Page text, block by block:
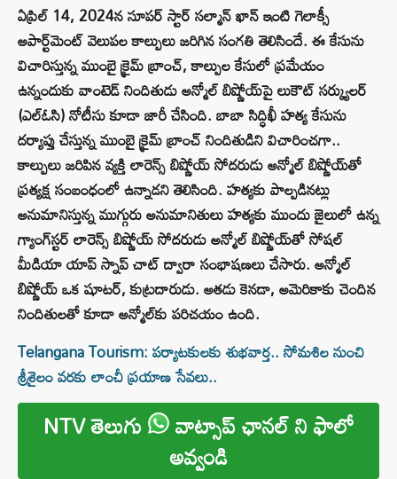
ఏప్రిల్ 14, 2024న సూపర్ స్టార్ సల్మాన్ ఖాన్ ఇంటి గెలాక్సీ
అపార్ట్‌మెంట్ వెలుపల కాల్పులు జరిగిన సంగతి తెలిసిందే. ఈ కేసును
విచారిస్తున్న ముంబై క్రైమ్ బ్రాంచ్, కాల్పుల కేసులో ప్రమేయం
ఉన్నందుకు వాంటెడ్ నిందితుడు అన్మోల్ బిష్ణోయ్‌పై లుకౌట్ సర్క్యులర్
(ఎల్‌ఓసి) నోటీసు కూడా జారీ చేసింది. బాబా సిద్ధిఖీ హత్య కేసును
దర్యాప్తు చేస్తున్న ముంబై క్రైమ్ బ్రాంచ్ నిందితుడిని విచారించగా..
కాల్పులు జరిపిన వ్యక్తి లారెన్స్ బిష్ణోయ్ సోదరుడు అన్మోల్ బిష్ణోయ్‌తో
ప్రత్యక్ష సంబంధంలో ఉన్నాడని తెలిసింది. హత్యకు పాల్పడినట్లు
అనుమానిస్తున్న ముగ్గురు అనుమానితులు హత్యకు ముందు జైలులో ఉన్న
గ్యాంగ్‌స్టర్ లారెన్స్ బిష్ణోయ్ సోదరుడు అన్మోల్ బిష్ణోయ్‌తో సోషల్
మీడియా యాప్ స్నాప్‌ చాట్ ద్వారా సంభాషణలు చేసారు. అన్మోల్
బిష్ణోయ్ ఒక షూటర్, కుట్రదారుడు. అతడు కెనడా, అమెరికాకు చెందిన
నిందితులతో కూడా అన్మోల్‌కు పరిచయం ఉంది.
Telangana Tourism: పర్యాటకులకు శుభవార్త.. సోమశిల నుంచి
శ్రీశైలం వరకు లాంచీ ప్రయాణ సేవలు..
NTV తెలుగు వాట్సాప్ ఛానల్ ని ఫాలో
అవ్వండి